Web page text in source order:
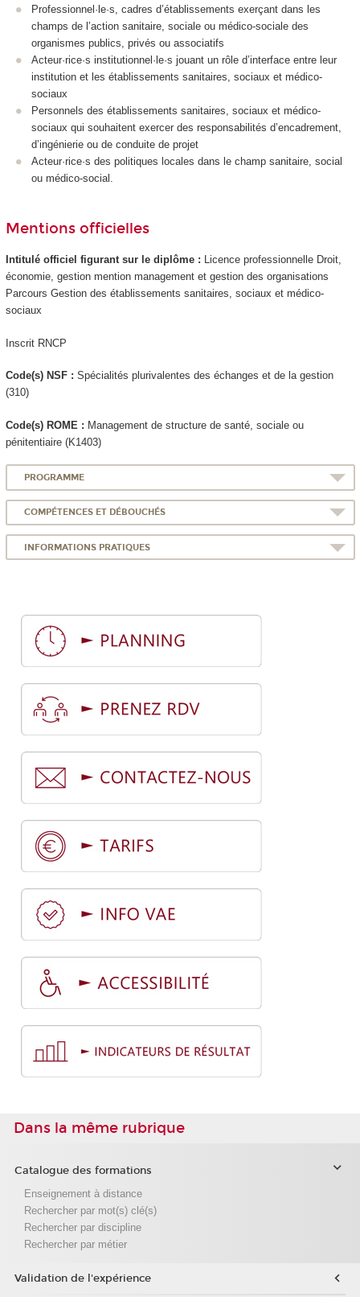
Professionnel·le·s, cadres d’établissements exerçant dans les
champs de l’action sanitaire, sociale ou médico-sociale des
organismes publics, privés ou associatifs
Acteur·rice·s institutionnel·le·s jouant un rôle d’interface entre leur
institution et les établissements sanitaires, sociaux et médico-
sociaux
Personnels des établissements sanitaires, sociaux et médico-
sociaux qui souhaitent exercer des responsabilités d’encadrement,
d’ingénierie ou de conduite de projet
Acteur·rice·s des politiques locales dans le champ sanitaire, social
ou médico-social.
Mentions officielles
Intitulé officiel figurant sur le diplôme : Licence professionnelle Droit,
économie, gestion mention management et gestion des organisations
Parcours Gestion des établissements sanitaires, sociaux et médico-
sociaux
Inscrit RNCP
Code(s) NSF : Spécialités plurivalentes des échanges et de la gestion
(310)
Code(s) ROME : Management de structure de santé, sociale ou
pénitentiaire (K1403)
PROGRAMME
COMPÉTENCES ET DÉBOUCHÉS
INFORMATIONS PRATIQUES
Dans la même rubrique
Catalogue des formations
Enseignement à distance
Rechercher par mot(s) clé(s)
Rechercher par discipline
Rechercher par métier
Validation de l'expérience